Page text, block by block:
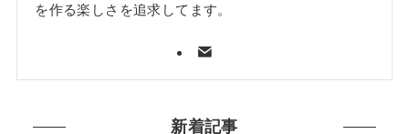
を作る楽しさを追求してます。
新着記事